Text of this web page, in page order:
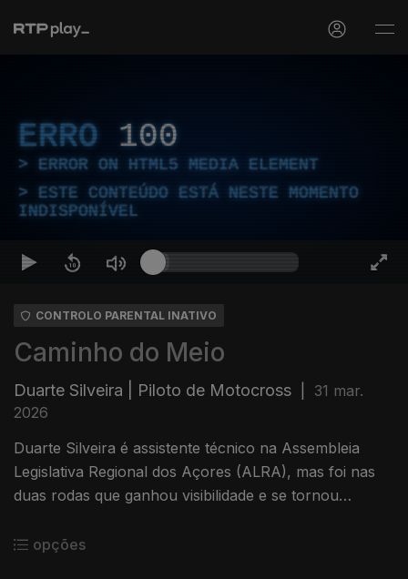
ERRO 100
ERROR ON HTML5 MEDIA ELEMENT
ESTE CONTEÚDO ESTÁ NESTE MOMENTO
INDISPONÍVEL
CONTROLO PARENTAL INATIVO
Caminho do Meio
Duarte Silveira | Piloto de Motocross
31 mar.
2026
Duarte Silveira é assistente técnico na Assembleia
Legislativa Regional dos Açores (ALRA), mas foi nas
duas rodas que ganhou visibilidade e se tornou
a sua vida familiar.
opções